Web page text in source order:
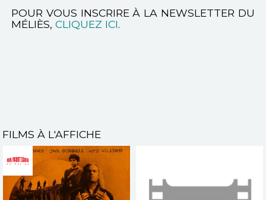
POUR VOUS INSCRIRE À LA NEWSLETTER DU
MÉLIÈS, CLIQUEZ ICI.
FILMS À L'AFFICHE